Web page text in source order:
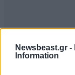
Newsbeast.gr -
Information